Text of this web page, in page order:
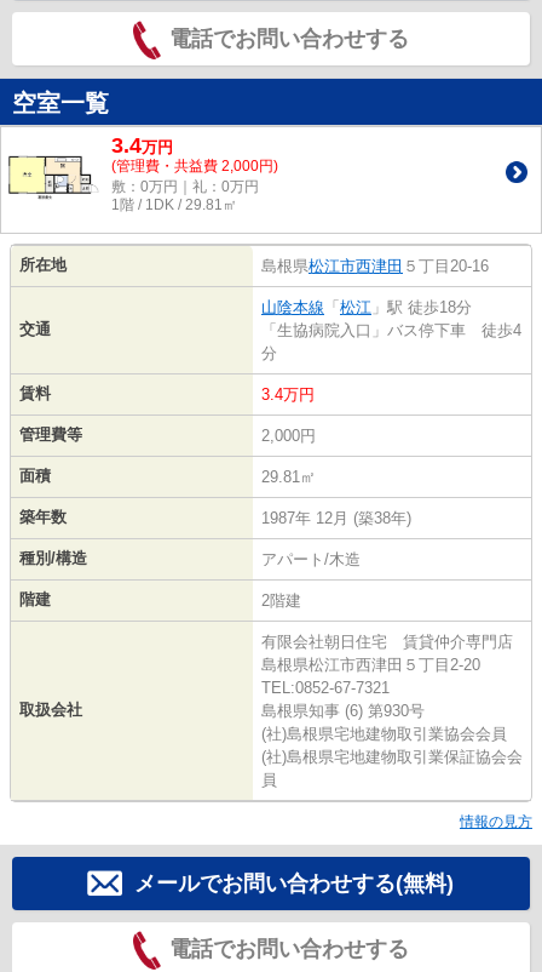
電話でお問い合わせする
空室一覧
3.4万円
(管理費・共益費 2,000円)
敷：0万円｜礼：0万円
1階 / 1DK / 29.81㎡
所在地 島根県松江市西津田 ５丁目20-16
交通
山陰本線 「 松江 」駅 徒歩18分
「生協病院入口」バス停下車 徒歩4
分
賃料 3.4万円
管理費等 2,000円
面積 29.81㎡
築年数 1987年 12月 (築38年)
種別/構造 アパート/木造
階建 2階建
取扱会社
有限会社朝日住宅 賃貸仲介専門店
島根県松江市西津田５丁目2-20
TEL:0852-67-7321
島根県知事 (6) 第930号
(社)島根県宅地建物取引業協会会員
(社)島根県宅地建物取引業保証協会会
員
情報の見方
メールでお問い合わせする(無料)
電話でお問い合わせする